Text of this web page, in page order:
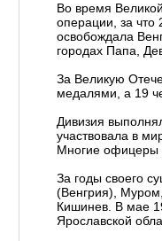
Во время
операции, за что
освобождала
городах Папа,
За Великую
медалями, а 19
Дивизия
участвовала в
Многие офицеры
За годы своего
(Венгрия),
Кишинев. В мае
Ярославской